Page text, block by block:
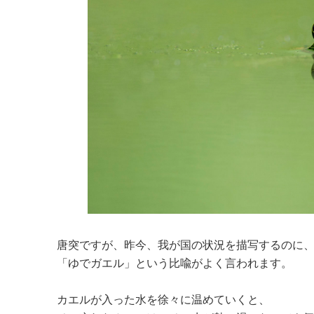
唐突ですが、昨今、我が国の状況を描写するのに、
「ゆでガエル」という比喩がよく言われます。
カエルが入った水を徐々に温めていくと、